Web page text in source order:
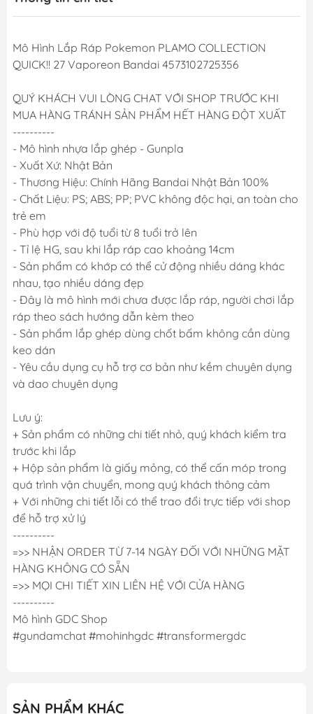
Mô Hình Lắp Ráp Pokemon PLAMO COLLECTION
QUICK!! 27 Vaporeon Bandai 4573102725356
QUÝ KHÁCH VUI LÒNG CHAT VỚI SHOP TRƯỚC KHI
MUA HÀNG TRÁNH SẢN PHẨM HẾT HÀNG ĐỘT XUẤT
----------
- Mô hình nhựa lắp ghép - Gunpla
- Xuất Xứ: Nhật Bản
- Thương Hiệu: Chính Hãng Bandai Nhật Bản 100%
- Chất Liệu: PS; ABS; PP; PVC không độc hại, an toàn cho
trẻ em
- Phù hợp với độ tuổi từ 8 tuổi trở lên
- Tỉ lệ HG, sau khi lắp ráp cao khoảng 14cm
- Sản phẩm có khớp có thể cử động nhiều dáng khác
nhau, tạo nhiều dáng đẹp
- Đây là mô hình mới chưa được lắp ráp, người chơi lắp
ráp theo sách hướng dẫn kèm theo
- Sản phẩm lắp ghép dùng chốt bấm không cần dùng
keo dán
- Yêu cầu dụng cụ hỗ trợ cơ bản như kềm chuyên dụng
và dao chuyên dụng
Lưu ý:
+ Sản phẩm có những chi tiết nhỏ, quý khách kiểm tra
trước khi lắp
+ Hộp sản phẩm là giấy mỏng, có thể cấn móp trong
quá trình vận chuyển, mong quý khách thông cảm
+ Với những chi tiết lỗi có thể trao đổi trực tiếp với shop
để hỗ trợ xử lý
----------
=>> NHẬN ORDER TỪ 7-14 NGÀY ĐỐI VỚI NHỮNG MẶT
HÀNG KHÔNG CÓ SẴN
=>> MỌI CHI TIẾT XIN LIÊN HỆ VỚI CỬA HÀNG
----------
Mô hình GDC Shop
#gundamchat #mohinhgdc #transformergdc
SẢN PHẨM KHÁC